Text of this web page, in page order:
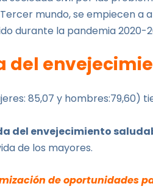
mundo, se empiecen
durante la pandemia 2020-
del
85,07 y hombres:79,60)
del envejecimiento
de los mayores.
de oportunidades